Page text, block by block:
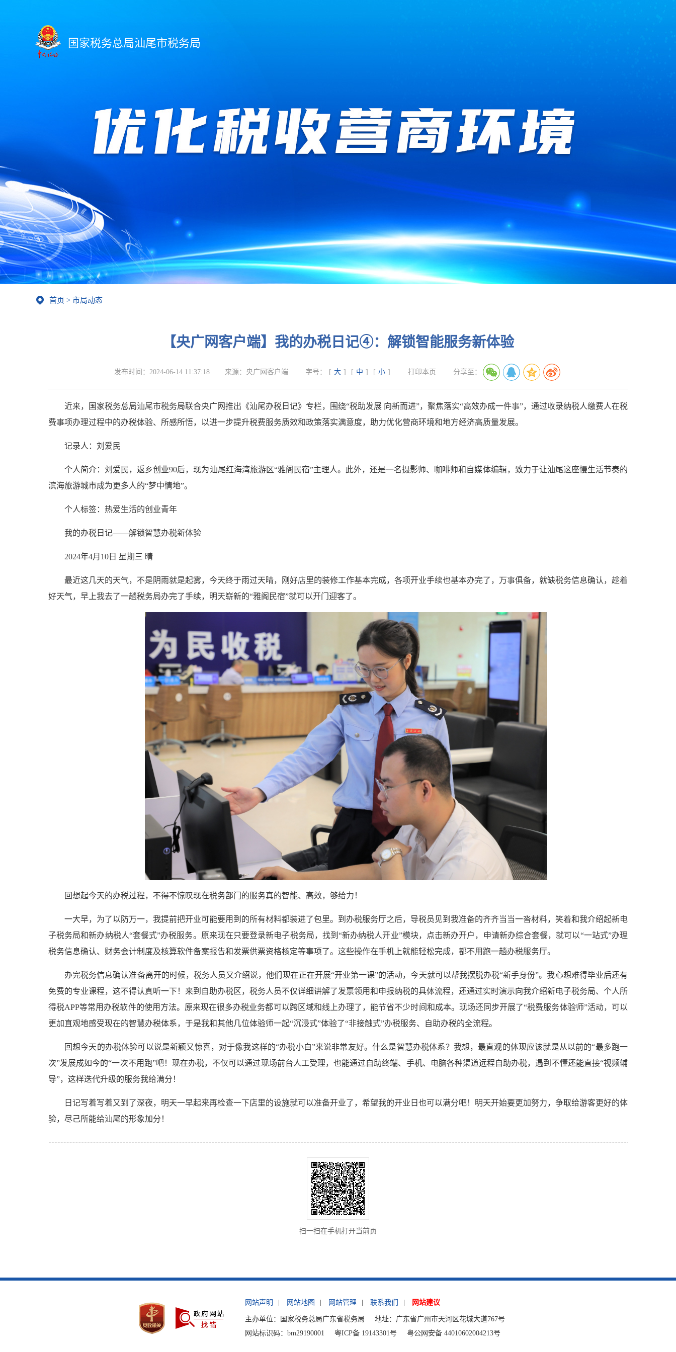
国家税务总局汕尾市税务局
首页 > 市局动态
【央广网客户端】我的办税日记④：解锁智能服务新体验
发布时间： 2024-06-14 11:37:18 来源： 央广网客户端 字号： [ 大 ] [ 中 ] [ 小 ] 打印本页 分享至：
近来，国家税务总局汕尾市税务局联合央广网推出《汕尾办税日记》专栏，围绕“税助发展 向新而进”，聚焦落实“高效办成一件事”，通过收录纳税人缴费人在税
费事项办理过程中的办税体验、所感所悟，以进一步提升税费服务质效和政策落实满意度，助力优化营商环境和地方经济高质量发展。
记录人：刘爱民
个人简介：刘爱民，返乡创业90后，现为汕尾红海湾旅游区“雅阁民宿”主理人。此外，还是一名摄影师、咖啡师和自媒体编辑，致力于让汕尾这座慢生活节奏的
滨海旅游城市成为更多人的“梦中情地”。
个人标签：热爱生活的创业青年
我的办税日记——解锁智慧办税新体验
2024年4月10日 星期三 晴
最近这几天的天气，不是阴雨就是起雾，今天终于雨过天晴，刚好店里的装修工作基本完成，各项开业手续也基本办完了，万事俱备，就缺税务信息确认，趁着
好天气，早上我去了一趟税务局办完了手续，明天崭新的“雅阁民宿”就可以开门迎客了。
回想起今天的办税过程，不得不惊叹现在税务部门的服务真的智能、高效，够给力！
一大早，为了以防万一，我提前把开业可能要用到的所有材料都装进了包里。到办税服务厅之后，导税员见到我准备的齐齐当当一沓材料，笑着和我介绍起新电
子税务局和新办纳税人“套餐式”办税服务。原来现在只要登录新电子税务局，找到“新办纳税人开业”模块，点击新办开户，申请新办综合套餐，就可以“一站式”办理
税务信息确认、财务会计制度及核算软件备案报告和发票供票资格核定等事项了。这些操作在手机上就能轻松完成，都不用跑一趟办税服务厅。
办完税务信息确认准备离开的时候，税务人员又介绍说，他们现在正在开展“开业第一课”的活动，今天就可以帮我摆脱办税“新手身份”。我心想难得毕业后还有
免费的专业课程，这不得认真听一下！来到自助办税区，税务人员不仅详细讲解了发票领用和申报纳税的具体流程，还通过实时演示向我介绍新电子税务局、个人所
得税APP等常用办税软件的使用方法。原来现在很多办税业务都可以跨区域和线上办理了，能节省不少时间和成本。现场还同步开展了“税费服务体验师”活动，可以
更加直观地感受现在的智慧办税体系，于是我和其他几位体验师一起“沉浸式”体验了“非接触式”办税服务、自助办税的全流程。
回想今天的办税体验可以说是新颖又惊喜，对于像我这样的“办税小白”来说非常友好。什么是智慧办税体系？我想，最直观的体现应该就是从以前的“最多跑一
次”发展成如今的“一次不用跑”吧！现在办税，不仅可以通过现场前台人工受理，也能通过自助终端、手机、电脑各种渠道远程自助办税，遇到不懂还能直接“视频辅
导”，这样迭代升级的服务我给满分！
日记写着写着又到了深夜，明天一早起来再检查一下店里的设施就可以准备开业了，希望我的开业日也可以满分吧！明天开始要更加努力，争取给游客更好的体
验，尽己所能给汕尾的形象加分！
扫一扫在手机打开当前页
网站声明 网站地图 网站管理 联系我们 网站建议
主办单位：国家税务总局广东省税务局
地址：广东省广州市天河区花城大道767号
网站标识码：bm29190001
粤ICP备 19143301号 粤公网安备 44010602004213号